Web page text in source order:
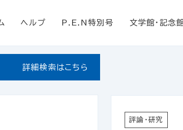
ヘルプ P.E.N特別号 文学館・記念
詳細検索はこちら
評論・研究